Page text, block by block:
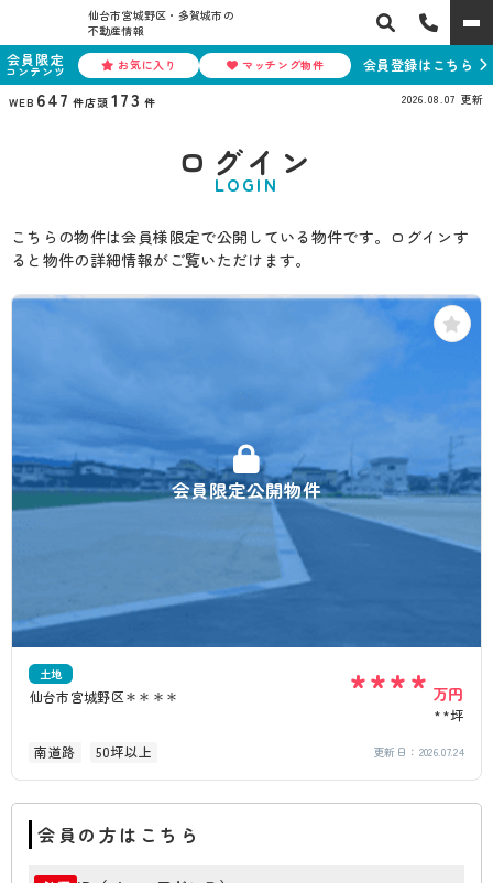
仙台市宮城野区・多賀城市の
不動産情報
会員限定
コンテンツ お気に入り マッチング物件 会員登録はこちら
WEB 647 件店頭 173 件 2026.08.07 更新
ログイン
LOGIN
こちらの物件は会員様限定で公開している物件です。ログインす
ると物件の詳細情報がご覧いただけます。
会員限定公開物件
土地
仙台市宮城野区＊＊＊＊ **** 万円
**坪
南道路
50坪以上 更新日： 2026.07.24
会員の方はこちら